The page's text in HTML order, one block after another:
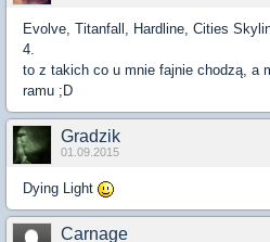
Evolve, Titanfall, Hardline, Cities
4.
to z takich co u mnie fajnie chodzą, a
ramu ;D
Gradzik
01.09.2015
Dying Light
Carnage